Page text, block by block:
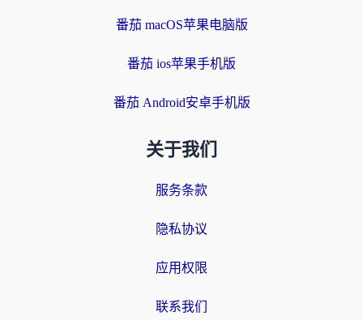
番茄 macOS苹果电脑版
番茄 ios苹果手机版
番茄 Android安卓手机版
关于我们
服务条款
隐私协议
应用权限
联系我们